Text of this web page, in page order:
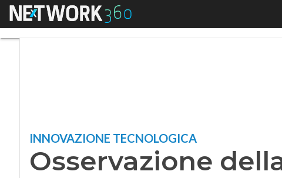
Menu
INNOVAZIONE TECNOLOGICA
Osservazione